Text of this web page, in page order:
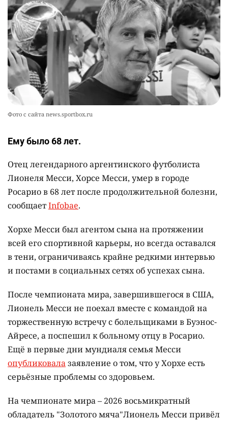
аппараты без инвалидности
2450 2 26
10
💻 В школах Казахстана изменили название и
содержание некоторых предметов
3 19
Фото с сайта news.sportbox.ru
Ему было 68 лет.
Отец легендарного аргентинского футболиста
Лионеля Месси, Хорсе Месси, умер в городе
Росарио в 68 лет после продолжительной болезни,
сообщаетInfobae.
Хорхе Месси был агентом сына на протяжении
всей его спортивной карьеры, но всегда оставался
в тени, ограничиваясь крайне редкими интервью
и постами в социальных сетях об успехах сына.
После чемпионата мира, завершившегося в США,
Лионель Месси не поехал вместе с командой на
торжественную встречу с болельщиками в Буэнос-
Айресе, а поспешил к больному отцу в Росарио.
Ещё в первые дни мундиаля семья Месси
опубликовалазаявление о том, что у Хорхе есть
серьёзные проблемы со здоровьем.
На чемпионате мира – 2026 восьмикратный
обладатель "Золотого мяча"Лионель Месси привёл